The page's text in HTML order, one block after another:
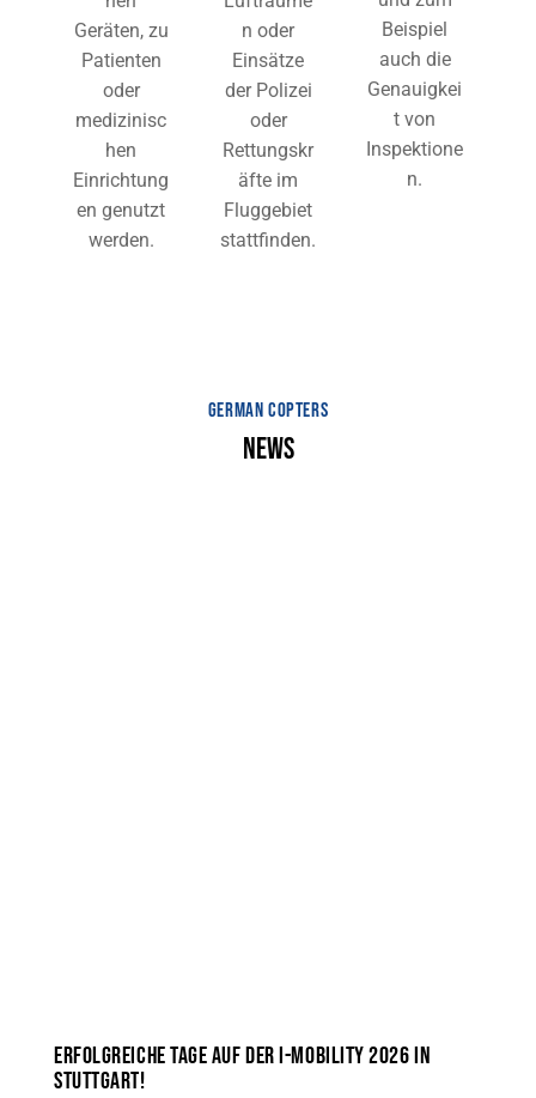
Geräten, zu
Patienten
oder
medizinisc
hen
Einrichtung
en genutzt
werden.
n oder
Einsätze
der Polizei
oder
Rettungskr
äfte im
Fluggebiet
stattfinden.
Beispiel
auch die
Genauigkei
t von
Inspektione
n.
GERMAN COPTERS
NEWS
ERFOLGREICHE TAGE AUF DER I-MOBILITY 2026 IN
STUTTGART!